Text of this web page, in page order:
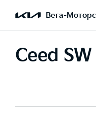
Вега-Моторс
Ceed